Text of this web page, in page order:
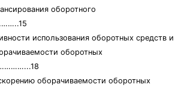
оборотного
использования оборотных средств и
оборотных
оборачиваемости оборотных